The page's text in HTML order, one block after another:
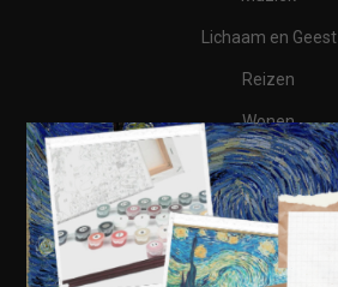
Lichaam en Geest
Reizen
Wonen
Business
Financieel
Varia